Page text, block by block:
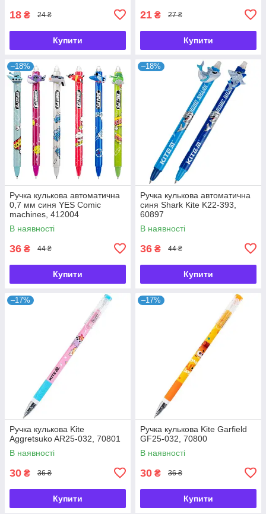
18 ₴ 24 ₴
Купити
21 ₴ 27 ₴
Купити
–18%
Ручка кулькова автоматична
0,7 мм синя YES Comic
machines, 412004
В наявності
36 ₴ 44 ₴
Купити
–18%
Ручка кулькова автоматична
синя Shark Kite K22-393,
60897
В наявності
36 ₴ 44 ₴
Купити
–17%
Ручка кулькова Kite
Aggretsuko AR25-032, 70801
В наявності
30 ₴ 36 ₴
Купити
–17%
Ручка кулькова Kite Garfield
GF25-032, 70800
В наявності
30 ₴ 36 ₴
Купити